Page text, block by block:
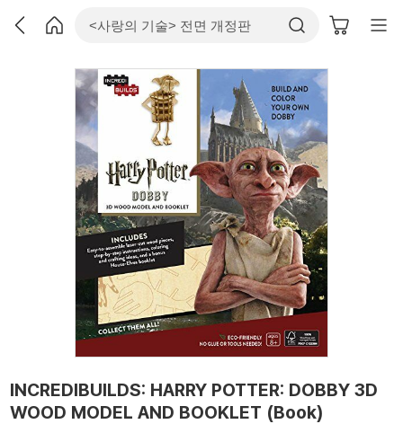
INCREDIBUILDS: HARRY POTTER: DOBBY 3D
WOOD MODEL AND BOOKLET (Book)